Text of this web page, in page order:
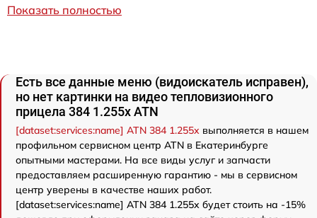
Показать полностью
Есть все данные меню (видоискатель исправен),
но нет картинки на видео тепловизионного
прицела 384 1.255х ATN
[dataset:services:name] ATN 384 1.255х выполняется в нашем
профильном сервисном центр ATN в Екатеринбурге
опытными мастерами. На все виды услуг и запчасти
предоставляем расширенную гарантию - мы в сервисном
центр уверены в качестве наших работ.
[dataset:services:name] ATN 384 1.255х будет стоить на -15%